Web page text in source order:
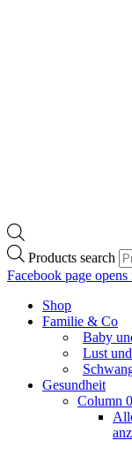
Products search
Facebook page
Shop
Familie & Co
Baby
Lust
Gesundheit
Column 0